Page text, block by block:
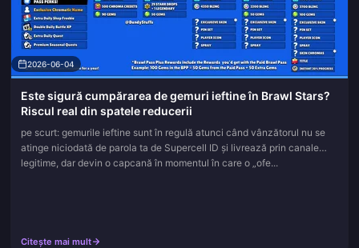
2026-06-04
Este sigură cumpărarea de gemuri ieftine în Brawl Stars?
Riscul real din spatele reducerii
pe scurt: gemurile ieftine sunt în regulă atunci când vânzătorul nu se
atinge niciodată de parola ta de Supercell ID și livrează prin canale
legitime, dar devin o capcană în momentul în care o „ofe...
Citește mai mult